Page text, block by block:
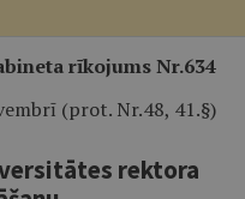
rīkojums Nr.634
(prot. Nr.48, 41.§)
rektora